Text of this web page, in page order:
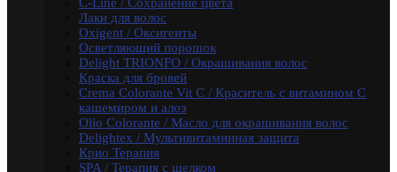
Total Reconstruction
Arganoil
Обесцвечивающие продукты Arganoil
Стайлинг Arganoil
Уход за волосами Arganoil
Aromatic Symphony
Biotin Energy
Blond Bar
BLOND BAR Оттеночные Бальзамы
BLOND BAR Уход за Волосами
Brilliants Gloss
Лаки для волос
Oxigent / Оксигенты
Осветляющий порошок
Delight TRIONFO / Окрашивания волос
Краска для бровей
Crema Colorante Vit C / Краситель с витамином С
кашемиром и алоэ
Olio Colorante / Масло для окрашивания волос
Delightex / Мультивитаминная защита
Крио Терапия
SPA / Терапия с шелком